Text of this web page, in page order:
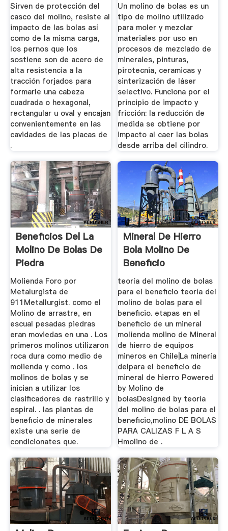
Sirven de protección del
casco del molino, resiste al
impacto de las bolas así
como de la misma carga,
los pernos que los
sostiene son de acero de
alta resistencia a la
tracción forjados para
formarle una cabeza
cuadrada o hexagonal,
rectangular u oval y encajan
convenientemente en las
cavidades de las placas de
.
Un molino de bolas es un
tipo de molino utilizado
para moler y mezclar
materiales por uso en
procesos de mezclado de
minerales, pinturas,
pirotecnia, ceramicas y
sinterización de láser
selectivo. Funciona por el
principio de impacto y
fricción: la reducción de
medida se obtiene por
impacto al caer las bolas
desde arriba del cilindro.
Beneficios Del La
Molino De Bolas De
Piedra
Molienda Foro por
Metalurgista de
911Metallurgist. como el
Molino de arrastre, en
escual pesadas piedras
eran moviedas en una . Los
primeros molinos utilizaron
roca dura como medio de
molienda y como . los
molinos de bolas y se
inician a utilizar los
clasificadores de rastrillo y
espiral. . las plantas de
beneficio de minerales
existe una serie de
condicionates que.
Mineral De Hierro
Bola Molino De
Beneficio
teoría del molino de bolas
para el beneficio teoría del
molino de bolas para el
beneficio. etapas en el
beneficio de un mineral
molienda molino de Mineral
de hierro de equipos
mineros en Chile|La minería
delpara el beneficio de
mineral de hierro Powered
by Molino de
bolasDesigned by teoría
del molino de bolas para el
beneficio,molino DE BOLAS
PARA CALIZAS F L A S
Hmolino de .